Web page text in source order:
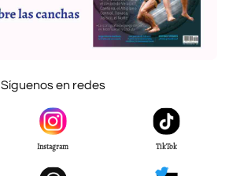
Síguenos en redes
Instagram TikTok